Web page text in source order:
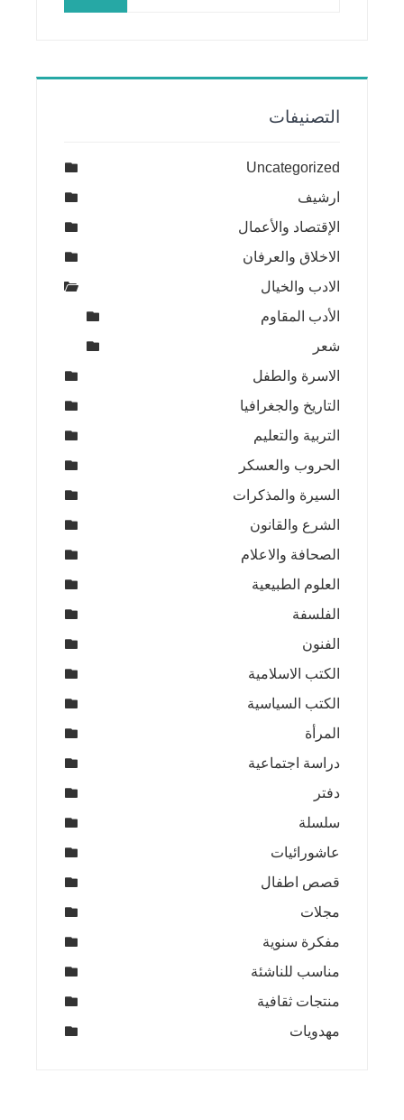
التصنيفات
Uncategorized
ارشيف
الإقتصاد والأعمال
الاخلاق والعرفان
الادب والخيال
الأدب المقاوم
شعر
الاسرة والطفل
التاريخ والجغرافيا
التربية والتعليم
الحروب والعسكر
السيرة والمذكرات
الشرع والقانون
الصحافة والاعلام
العلوم الطبيعية
الفلسفة
الفنون
الكتب الاسلامية
الكتب السياسية
المرأة
دراسة اجتماعية
دفتر
سلسلة
عاشورائيات
قصص اطفال
مجلات
مفكرة سنوية
مناسب للناشئة
منتجات ثقافية
مهدويات